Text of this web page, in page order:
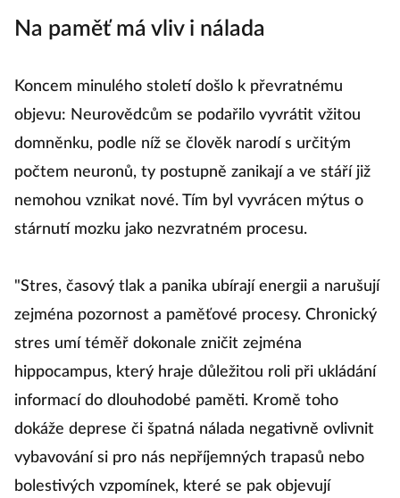
Na paměť má vliv i nálada
Koncem minulého století došlo k převratnému
objevu: Neurovědcům se podařilo vyvrátit vžitou
domněnku, podle níž se člověk narodí s určitým
počtem neuronů, ty postupně zanikají a ve stáří již
nemohou vznikat nové. Tím byl vyvrácen mýtus o
stárnutí mozku jako nezvratném procesu.
"Stres, časový tlak a panika ubírají energii a narušují
zejména pozornost a paměťové procesy. Chronický
stres umí téměř dokonale zničit zejména
hippocampus, který hraje důležitou roli při ukládání
informací do dlouhodobé paměti. Kromě toho
dokáže deprese či špatná nálada negativně ovlivnit
vybavování si pro nás nepříjemných trapasů nebo
bolestivých vzpomínek, které se pak objevují